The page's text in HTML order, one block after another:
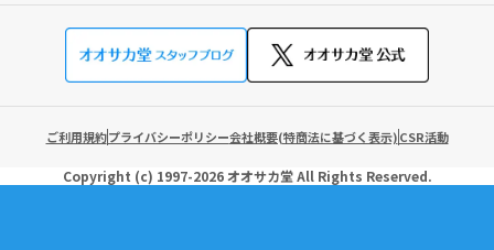
ご利用規約プライバシーポリシー会社概要(特商法に基づく表示)CSR活動
Copyright (c) 1997-2026 オオサカ堂All Rights Reserved.